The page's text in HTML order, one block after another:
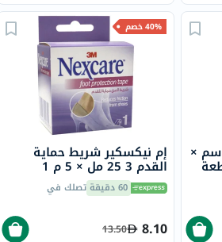
بروميد ضمادة مثلثة 91 سم ×
40% خصم
إم نيكسكير شريط حماية
القدم 3 25 مل × 5 م 1
60 دقيقة تصلك في
8.10
13.50